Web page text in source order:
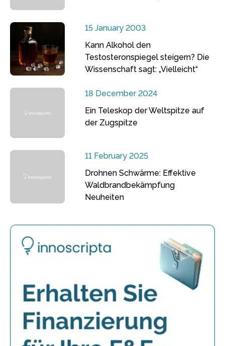
15 January 2003
Kann Alkohol den
Testosteronspiegel steigern? Die
Wissenschaft sagt: „Vielleicht“
18 December 2024
Ein Teleskop der Weltspitze auf
der Zugspitze
11 February 2025
Drohnen Schwärme: Effektive
Waldbrandbekämpfung
Neuheiten